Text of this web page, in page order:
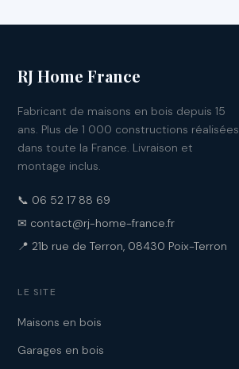
RJ Home France
Fabricant de maisons en bois depuis 15
ans. Plus de 1 000 constructions réalisées
dans toute la France. Livraison et
montage inclus.
📞 06 52 17 88 69
✉ contact@rj-home-france.fr
📍 21b rue de Terron, 08430 Poix-Terron
LE SITE
Maisons en bois
Garages en bois